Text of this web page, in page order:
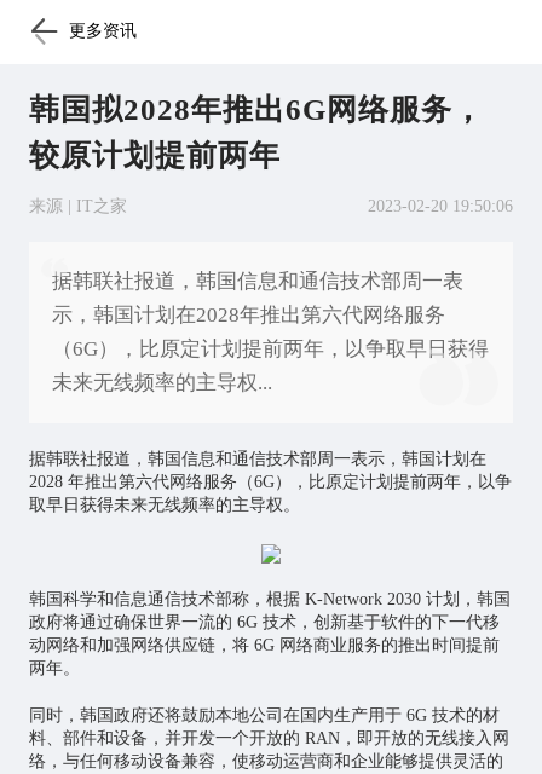
更多资讯
韩国拟2028年推出6G网络服务，
较原计划提前两年
来源 | IT之家 2023-02-20 19:50:06
据韩联社报道，韩国信息和通信技术部周一表
示，韩国计划在2028年推出第六代网络服务
（6G），比原定计划提前两年，以争取早日获得
未来无线频率的主导权...
据韩联社报道，韩国信息和通信技术部周一表示，韩国计划在
2028 年推出第六代网络服务（6G），比原定计划提前两年，以争
取早日获得未来无线频率的主导权。
韩国科学和信息通信技术部称，根据 K-Network 2030 计划，韩国
政府将通过确保世界一流的 6G 技术，创新基于软件的下一代移
动网络和加强网络供应链，将 6G 网络商业服务的推出时间提前
两年。
同时， 韩国政府还将鼓励本地公司在国内生产用于 6G 技术的材
料、部件和设备 ，并开发一个开放的 RAN，即开放的无线接入网
络，与任何移动设备兼容，使移动运营商和企业能够提供灵活的